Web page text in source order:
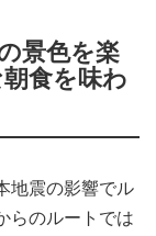
景色を楽
食を味わ
地震の影響でル
らのルートでは